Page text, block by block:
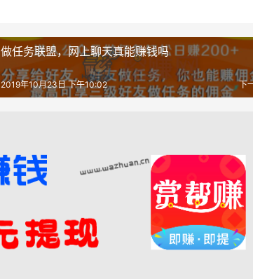
做任务联盟，网上聊天真能赚钱吗
下
2019年10月23日 下午10:02